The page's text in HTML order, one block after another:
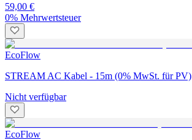
59,00 €
0% Mehrwertsteuer
EcoFlow
STREAM AC Kabel - 15m (0% MwSt. für PV)
Nicht verfügbar
EcoFlow